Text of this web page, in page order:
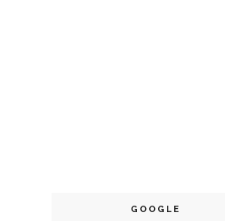
GOOGLE